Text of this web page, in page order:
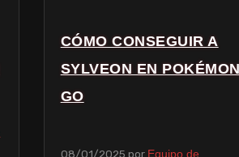
CÓMO CONSEGUIR A
SYLVEON EN
GO
08/01/2025 por Equipo de